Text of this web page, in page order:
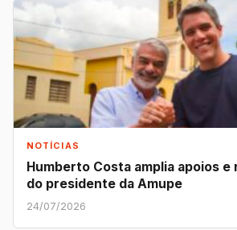
NOTÍCIAS
Humberto Costa amplia apoios
do presidente da Amupe
24/07/2026